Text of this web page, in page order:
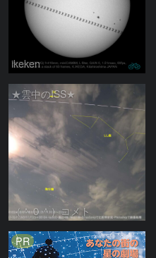
ikeken
★雲中のISS★
（＾０＾）コメト
PR